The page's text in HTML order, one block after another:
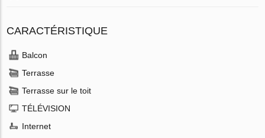
CARACTÉRISTIQUE
Balcon
Terrasse
Terrasse sur le toit
TÉLÉVISION
Internet